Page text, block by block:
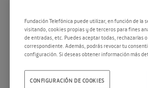
El equipo
sobre su
con el
Fundación Telefónica puede utilizar, en función de
visitando, cookies propias y de terceros para fines
de entradas, etc. Puedes aceptar todas, rechazarlas
correspondiente. Además, podrás revocar tu
configuración. Si deseas obtener información más
CONFIGURACIÓN DE COOKIES